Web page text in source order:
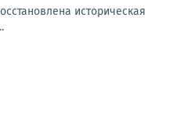
историческая